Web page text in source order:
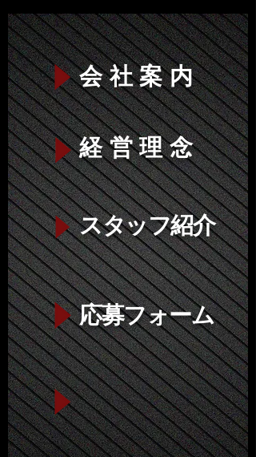
経営理念
応募フォーム
スタッフ紹介
会社案内